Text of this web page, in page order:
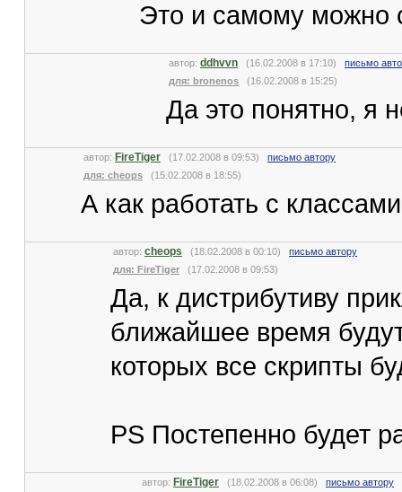
Это и самому можно
автор: ddhvvn (16.02.2008 в 17:10) письмо
для: bronenos (16.02.2008 в 15:25)
Да это понятно, я
автор: FireTiger (17.02.2008 в 09:53) письмо автору
для: cheops (15.02.2008 в 18:55)
А как работать с
автор: cheops (18.02.2008 в 00:10) письмо автору
для: FireTiger (17.02.2008 в 09:53)
Да, к дистрибутиву
ближайшее время
которых все скрипты
PS Постепенно будет
автор: FireTiger (18.02.2008 в 06:08) письмо автору